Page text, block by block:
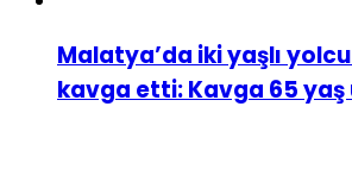
Malatya’da iki yaşlı
kavga etti: Kavga 65 yaş